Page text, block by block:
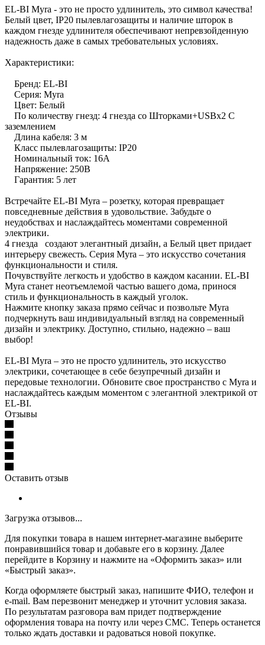
EL-BI Myra - это не просто удлинитель, это символ качества!
Белый цвет, IP20 пылевлагозащиты и наличие шторок в
каждом гнезде удлинителя обеспечивают непревзойденную
надежность даже в самых требовательных условиях.
Характеристики:
Бренд: EL-BI
Серия: Myra
Цвет: Белый
По количеству гнезд: 4 гнезда со Шторками+USBх2 С
заземлением
Длина кабеля: 3 м
Класс пылевлагозащиты: IP20
Номинальный ток: 16А
Напряжение: 250В
Гарантия: 5 лет
Встречайте EL-BI Myra – розетку, которая превращает
повседневные действия в удовольствие. Забудьте о
неудобствах и наслаждайтесь моментами современной
электрики.
4 гнезда создают элегантный дизайн, а Белый цвет придает
интерьеру свежесть. Серия Myra – это искусство сочетания
функциональности и стиля.
Почувствуйте легкость и удобство в каждом касании. EL-BI
Myra станет неотъемлемой частью вашего дома, принося
стиль и функциональность в каждый уголок.
Нажмите кнопку заказа прямо сейчас и позвольте Myra
подчеркнуть ваш индивидуальный взгляд на современный
дизайн и электрику. Доступно, стильно, надежно – ваш
выбор!
EL-BI Myra – это не просто удлинитель, это искусство
электрики, сочетающее в себе безупречный дизайн и
передовые технологии. Обновите свое пространство с Myra и
наслаждайтесь каждым моментом с элегантной электрикой от
EL-BI.
Отзывы
Оставить отзыв
Загрузка отзывов...
Для покупки товара в нашем интернет-магазине выберите
понравившийся товар и добавьте его в корзину. Далее
перейдите в Корзину и нажмите на «Оформить заказ» или
«Быстрый заказ».
Когда оформляете быстрый заказ, напишите ФИО, телефон и
e-mail. Вам перезвонит менеджер и уточнит условия заказа.
По результатам разговора вам придет подтверждение
оформления товара на почту или через СМС. Теперь останется
только ждать доставки и радоваться новой покупке.